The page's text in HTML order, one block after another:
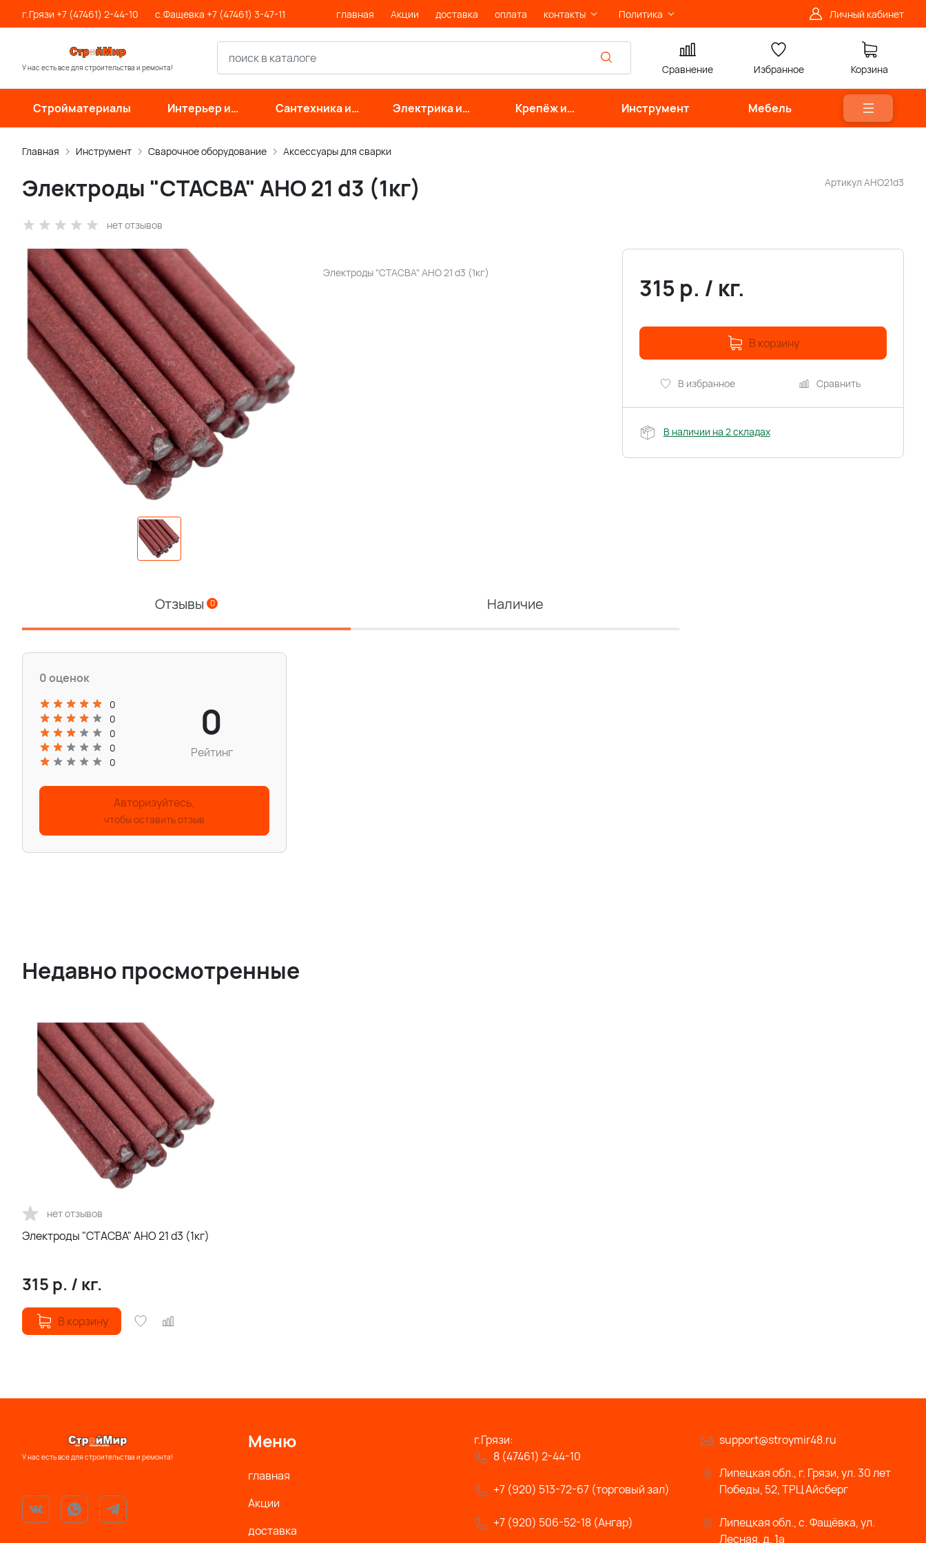
г.Грязи +7 (47461) 2-44-10 с.Фащевка +7 (47461) 3-47-11 главная Акции доставка оплата контакты Политика Личный кабинет
У нас есть все для строительства и ремонта! Сравнение Избранное Корзина
Стройматериалы
Интерьер и
отделка
Сантехника и
инженерные
Электрика и
свет
Крепёж и
фурнитура
Инструмент Мебель
Главная Инструмент Сварочное оборудование Аксессуары для сварки
Артикул АНО21d3
Электроды "СТАСВА" АНО 21 d3 (1кг)
нет отзывов
Электроды "СТАСВА" АНО 21 d3 (1кг)
315 р. / кг.
В корзину
В избранное Сравнить
В наличии на 2 складах
Отзывы 0 Наличие
0 оценок
0
0
0
0
0
0
Рейтинг
Авторизуйтесь,
чтобы оставить отзыв
Недавно просмотренные
нет отзывов
Электроды "СТАСВА" АНО 21 d3 (1кг)
315 р. / кг.
В корзину
У нас есть все для строительства и ремонта!
support@stroymir48.ru
Липецкая обл., г. Грязи, ул. 30 лет
Победы, 52, ТРЦ Айсберг
Липецкая обл., с. Фащёвка, ул.
Лесная, д. 1а
Меню
главная
Акции
доставка
г.Грязи:
8 (47461) 2-44-10
+7 (920) 513-72-67 (торговый зал)
+7 (920) 506-52-18 (Ангар)